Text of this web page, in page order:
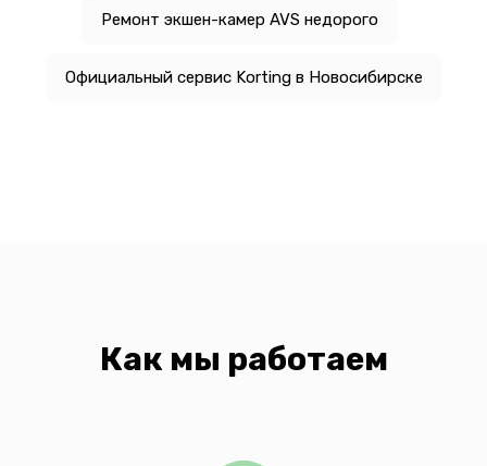
Ремонт экшен-камер AVS недорого
Официальный сервис Korting в Новосибирске
Как мы работаем